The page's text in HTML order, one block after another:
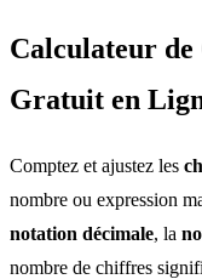
Calculateur
Gratuit en
Comptez et ajustez les
nombre ou expression
notation décimale, la
nombre de chiffres